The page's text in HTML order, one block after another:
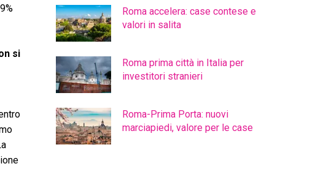
si
Roma accelera: case contese e
valori in salita
Roma prima città in Italia per
investitori stranieri
Roma-Prima Porta: nuovi
marciapiedi, valore per le case